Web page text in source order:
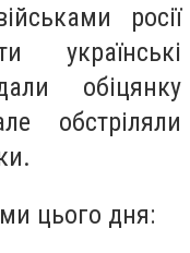
росії
українські
обіцянку
обстріляли
цього дня: